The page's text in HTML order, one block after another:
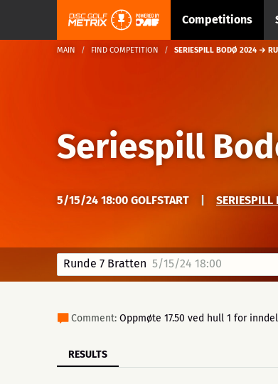
Competitions
MAIN FIND COMPETITION SERIESPILL BODØ 2024 →
Seriespill
5/15/24 18:00 GOLFSTART SERIESPILL
Runde 7 Bratten 5/15/24 18:00
Comment: Oppmøte 17.50 ved hull 1 for
RESULTS